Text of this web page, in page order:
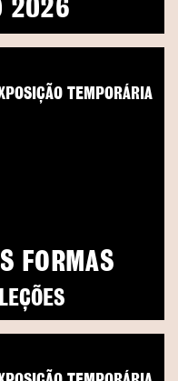
2026
FORMAS
TEMPORÁRIA